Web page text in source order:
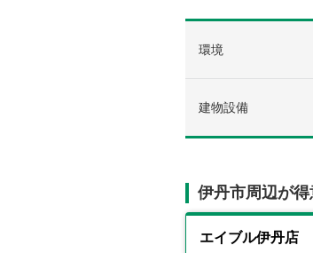
環境
建物設備
伊丹市周辺が
エイブル伊丹店